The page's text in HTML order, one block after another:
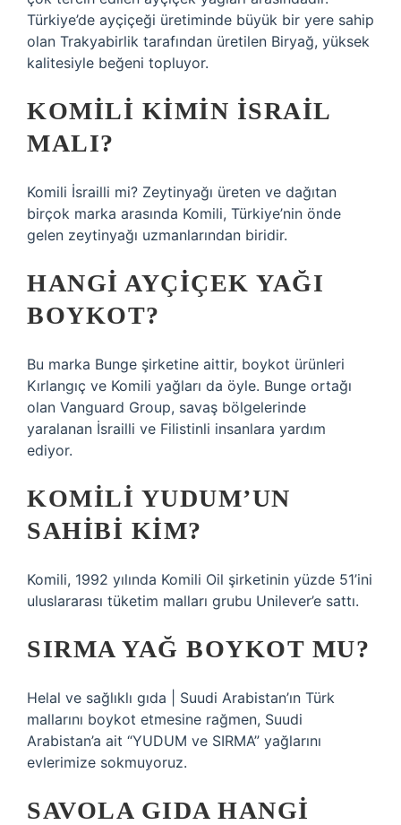
Türkiye’de ayçiçeği üretiminde büyük bir yere sahip
olan Trakyabirlik tarafından üretilen Biryağ, yüksek
kalitesiyle beğeni topluyor.
KOMILI KIMIN İSRAIL
MALI?
Komili İsrailli mi? Zeytinyağı üreten ve dağıtan
birçok marka arasında Komili, Türkiye’nin önde
gelen zeytinyağı uzmanlarından biridir.
HANGI AYÇIÇEK YAĞI
BOYKOT?
Bu marka Bunge şirketine aittir, boykot ürünleri
Kırlangıç ​​​​​​​​ve Komili yağları da öyle. Bunge ortağı
olan Vanguard Group, savaş bölgelerinde
yaralanan İsrailli ve Filistinli insanlara yardım
ediyor.
KOMILI YUDUM’UN
SAHIBI KIM?
Komili, 1992 yılında Komili Oil şirketinin yüzde 51’ini
uluslararası tüketim malları grubu Unilever’e sattı.
SIRMA YAĞ BOYKOT MU?
Helal ve sağlıklı gıda | Suudi Arabistan’ın Türk
mallarını boykot etmesine rağmen, Suudi
Arabistan’a ait “YUDUM ve SIRMA” yağlarını
evlerimize sokmuyoruz.
SAVOLA GIDA HANGI